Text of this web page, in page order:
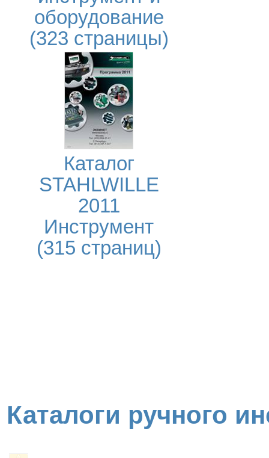
оборудование
(323 страницы)
Каталог
STAHLWILLE
2011
Инструмент
(315 страниц)
Каталоги ручного